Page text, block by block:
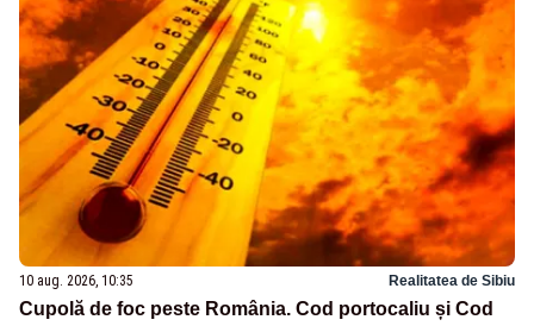
10 aug. 2026, 10:35 Realitatea de Sibiu
Cupolă de foc peste România. Cod portocaliu și Cod